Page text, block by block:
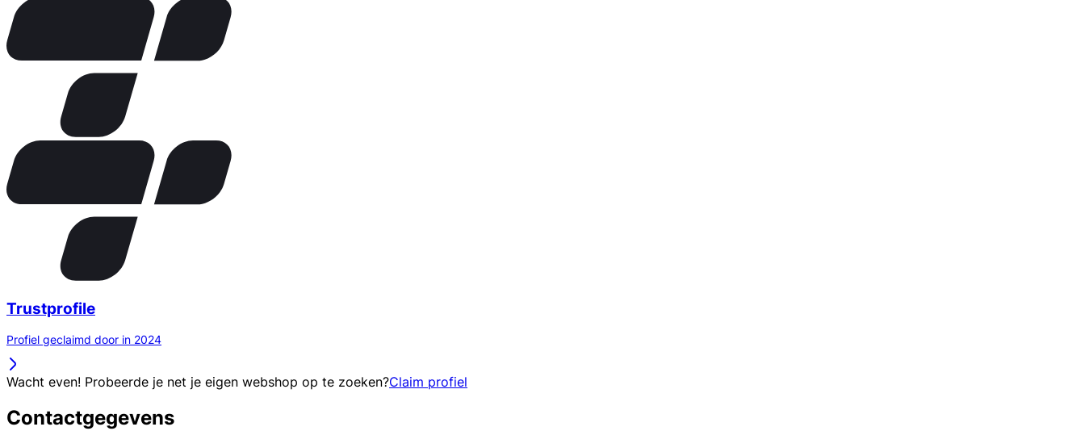
Trustprofile
Profiel geclaimd door in 2024
Wacht even! Probeerde je net je eigen webshop op te zoeken?Claim profiel
Contactgegevens